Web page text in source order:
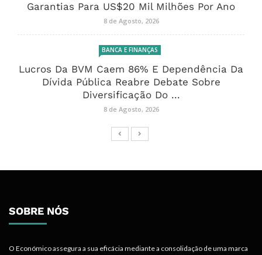
Garantias Para US$20 Mil Milhões Por Ano
8 de Agosto, 2026
BANCA E FINANÇAS
Lucros Da BVM Caem 86% E Dependência Da
Dívida Pública Reabre Debate Sobre
Diversificação Do ...
8 de Agosto, 2026
SOBRE NÓS
O Económico assegura a sua eficácia mediante a consolidação de uma marca